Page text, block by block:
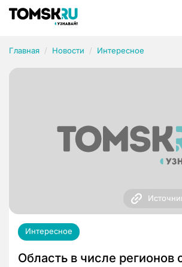
Главная Новости Интересное
Интересное
Область в числе регионов